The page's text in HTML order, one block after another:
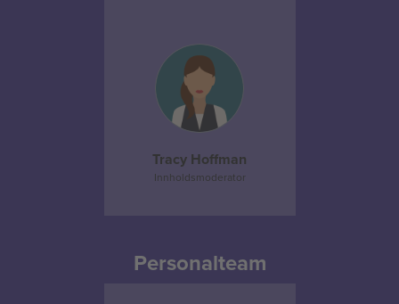
Tracy Hoffman
Innholdsmoderator
Personalteam